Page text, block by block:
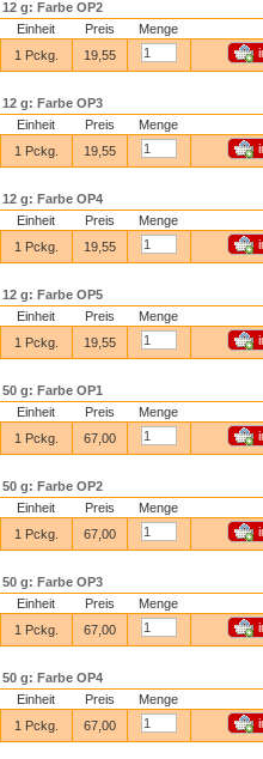
12 g: Farbe OP2
Einheit Preis
Menge
1 Pckg. 19,55
12 g: Farbe OP3
Einheit Preis
Menge
1 Pckg. 19,55
12 g: Farbe OP4
Einheit Preis
Menge
1 Pckg. 19,55
12 g: Farbe OP5
Einheit Preis
Menge
1 Pckg. 19,55
50 g: Farbe OP1
Einheit Preis
Menge
1 Pckg. 67,00
50 g: Farbe OP2
Einheit Preis
Menge
1 Pckg. 67,00
50 g: Farbe OP3
Einheit Preis
Menge
1 Pckg. 67,00
50 g: Farbe OP4
Einheit Preis
Menge
1 Pckg. 67,00